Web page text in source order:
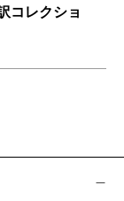
コレクショ